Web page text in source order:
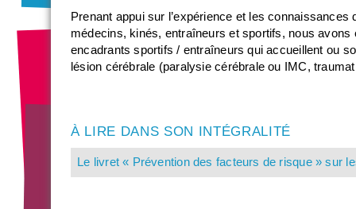
Prenant appui sur l’expérience et les
médecins, kinés, entraîneurs et sportifs, nous
encadrants sportifs / entraîneurs qui accueillent ou
lésion cérébrale (paralysie cérébrale ou IMC,
À LIRE DANS SON INTÉGRALITÉ
Le livret « Prévention des facteurs de risque » sur